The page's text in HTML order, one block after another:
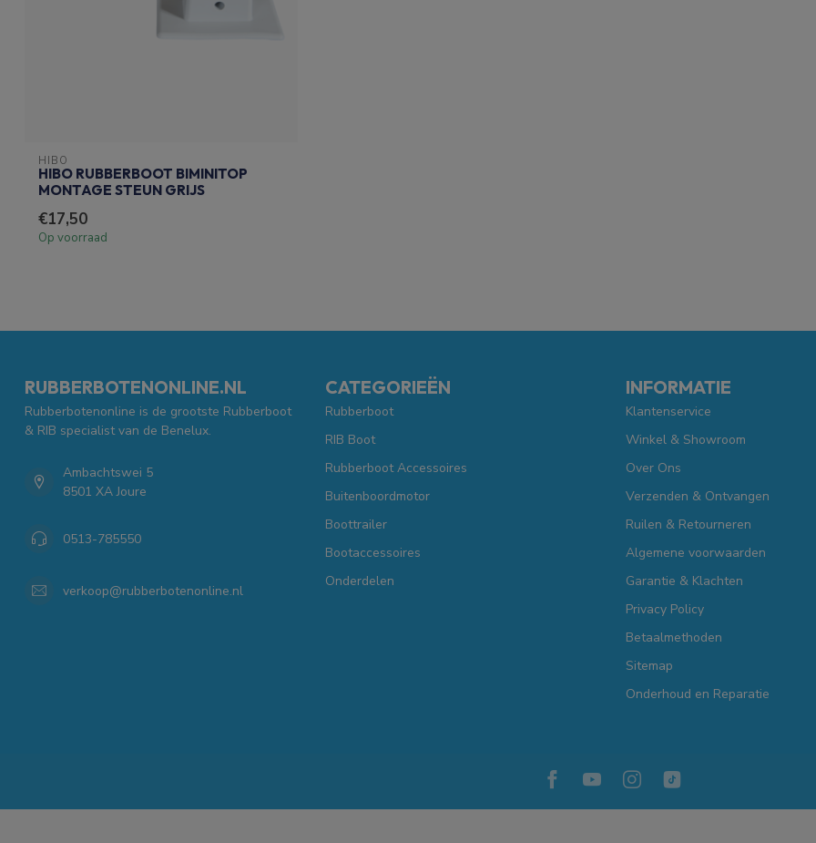
HIBO
HIBO RUBBERBOOT BIMINITOP
MONTAGE STEUN GRIJS
€17,50
Op voorraad
RUBBERBOTENONLINE.NL
Rubberbotenonline is de grootste Rubberboot
& RIB specialist van de Benelux.
Ambachtswei 5
8501 XA Joure
0513-785550
verkoop@rubberbotenonline.nl
CATEGORIEËN
Rubberboot
RIB Boot
Rubberboot Accessoires
Buitenboordmotor
Boottrailer
Bootaccessoires
Onderdelen
INFORMATIE
Klantenservice
Winkel & Showroom
Over Ons
Verzenden & Ontvangen
Ruilen & Retourneren
Algemene voorwaarden
Garantie & Klachten
Privacy Policy
Betaalmethoden
Sitemap
Onderhoud en Reparatie